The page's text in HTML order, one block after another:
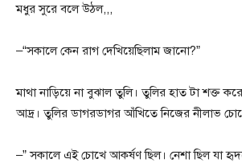
মধুর সুরে বলে উঠল,,,
–“সকালে কেন রাগ দেখিয়েছিলাম জানো?”
মাথা নাড়িয়ে না বুঝাল তুলি। তুলির হাত টা শক্ত
আদ্র। তুলির ডাগরডাগর আঁখিতে নিজের নীলাভ
–” সকালে এই চোখে আকর্ষণ ছিল। নেশা ছিল যা